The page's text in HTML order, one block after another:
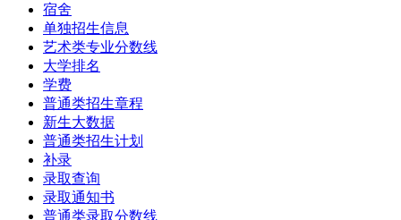
宿舍
单独招生信息
艺术类专业分数线
大学排名
学费
普通类招生章程
新生大数据
普通类招生计划
补录
录取查询
录取通知书
普通类录取分数线